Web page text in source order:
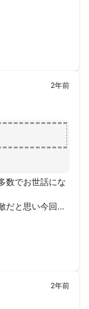
不安が大きかっ
す」「こういう
影の時間を過ご
ったです！
いただきたい
。
2年前
数でお世話にな
だと思い今回お
2年前